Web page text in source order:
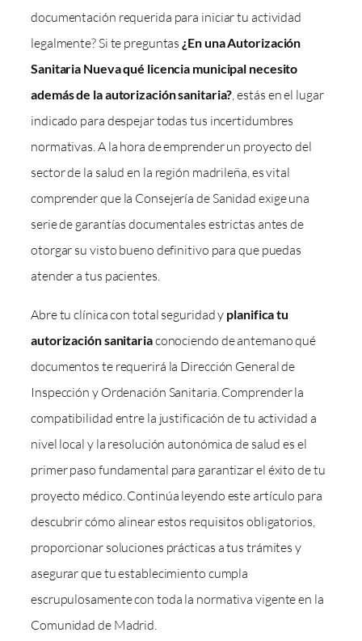
documentación requerida para iniciar tu actividad
legalmente? Si te preguntas ¿En una Autorización
Sanitaria Nueva qué licencia municipal necesito
además de la autorización sanitaria? , estás en el lugar
indicado para despejar todas tus incertidumbres
normativas. A la hora de emprender un proyecto del
sector de la salud en la región madrileña, es vital
comprender que la Consejería de Sanidad exige una
serie de garantías documentales estrictas antes de
otorgar su visto bueno definitivo para que puedas
atender a tus pacientes.
Abre tu clínica con total seguridad y planifica tu
autorización sanitariaconociendo de antemano qué
documentos te requerirá la Dirección General de
Inspección y Ordenación Sanitaria. Comprender la
compatibilidad entre la justificación de tu actividad a
nivel local y la resolución autonómica de salud es el
primer paso fundamental para garantizar el éxito de tu
proyecto médico. Continúa leyendo este artículo para
descubrir cómo alinear estos requisitos obligatorios,
proporcionar soluciones prácticas a tus trámites y
asegurar que tu establecimiento cumpla
escrupulosamente con toda la normativa vigente en la
Comunidad de Madrid.